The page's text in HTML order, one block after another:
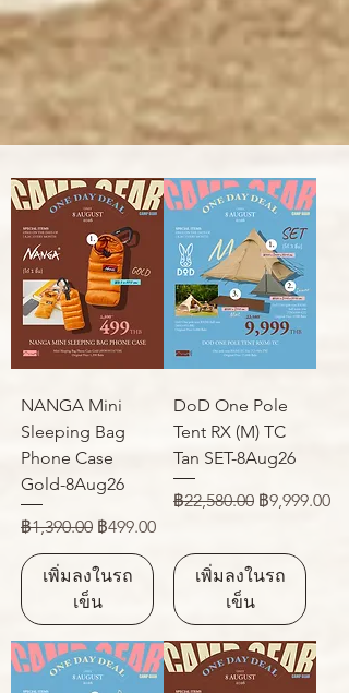
NANGA Mini
Sleeping Bag
Phone Case
Gold-8Aug26
ราคาปกติ
฿1,390.00 ราคาขายลด
฿499.00
เพิ่มลงในรถ
เข็น
DoD One Pole
Tent RX (M) TC
Tan SET-8Aug26
ราคาปกติ
฿22,580.00 ราคาขายลด
฿9,999.00
เพิ่มลงในรถ
เข็น